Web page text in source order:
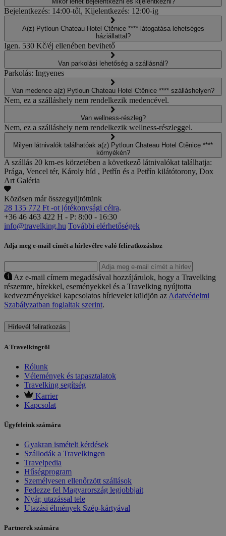
Bejelentkezés: 14:00-től, Kijelentkezés: 12:00-ig
A(z) Pytloun Chateau Hotel Ctěnice **** látogatása lehetséges
háziállattal?
Igen. 530 Kč/éj ellenében bevihető
Van parkolási lehetőség a szállásnál?
Parkolás: Ingyenes
Van medence a(z) Pytloun Chateau Hotel Ctěnice **** szálláshelyen?
Nem, ez a szálláshely nem rendelkezik medencével.
Van wellness-részleg?
Nem, ez a szálláshely nem rendelkezik wellness-részleggel.
Milyen látnivalók találhatóak a(z) Pytloun Chateau Hotel Ctěnice ****
környékén?
A szállás 20 km-es körzetében a következő látnivalókat találhatja:
Prága, Vencel tér, Károly híd , Petřín és a Petřín kilátótorony, Dox
Art Galéria
Közösen már összegyüjtöttünk
28 135 772 Ft -ot jótékonysági célra.
+36 46 463 422 H - P: 8:00 - 16:30
info@travelking.hu További elérhetőségek
Adja meg e-mail címét a hírlevélre való feliratkozáshoz
Az e-mail címem megadásával hozzájárulok, hogy a Travelking
részemre, hírekkel, eseményekkel és a Travelking nyújtotta
kedvezményekkel kapcsolatos hírlevelet küldjön az Adatvédelmi
Szabályzatban foglaltak szerint.
Hírlevél feliratkozás
A Travelkingről
Rólunk
Vélemények és tapasztalatok
Travelking segítség
Karrier
Kapcsolat
Ügyfeleink számára
Gyakran ismételt kérdések
Szállodák a Travelkingen
Travelpedia
Hűségprogram
Személyesen ellenőrzött szállások
Fedezze fel Magyarország legjobbjait
Nyár, utazással tele
Utazási élmények Szép-kártyával
Partnerek számára